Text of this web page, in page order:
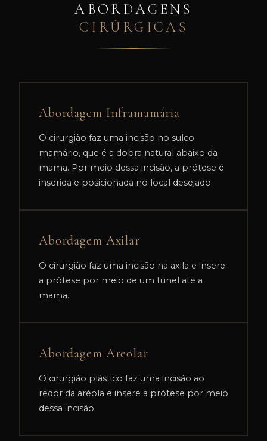
ABORDAGENS
CIRÚRGICAS
Abordagem Inframamária
O cirurgião faz uma incisão no sulco
mamário, que é a dobra natural abaixo da
mama. Por meio dessa incisão, a prótese é
inserida e posicionada no local desejado.
Abordagem Axilar
O cirurgião faz uma incisão na axila e insere
a prótese por meio de um túnel até a
mama.
Abordagem Areolar
O cirurgião plástico faz uma incisão ao
redor da aréola e insere a prótese por meio
dessa incisão.